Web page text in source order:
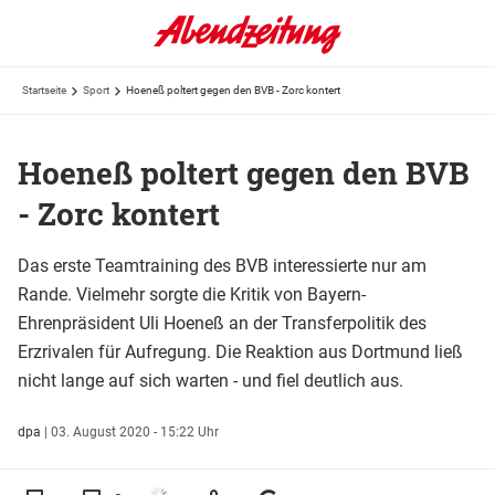
Startseite Sport Hoeneß poltert gegen den BVB - Zorc kontert
Hoeneß poltert gegen den BVB
- Zorc kontert
Das erste Teamtraining des BVB interessierte nur am
Rande. Vielmehr sorgte die Kritik von Bayern-
Ehrenpräsident Uli Hoeneß an der Transferpolitik des
Erzrivalen für Aufregung. Die Reaktion aus Dortmund ließ
nicht lange auf sich warten - und fiel deutlich aus.
dpa | 03. August 2020 - 15:22 Uhr